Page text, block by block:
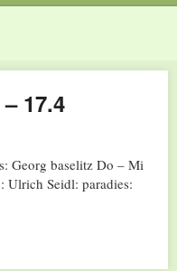
17.4
Georg baselitz Do – Mi
Ulrich Seidl: paradies: